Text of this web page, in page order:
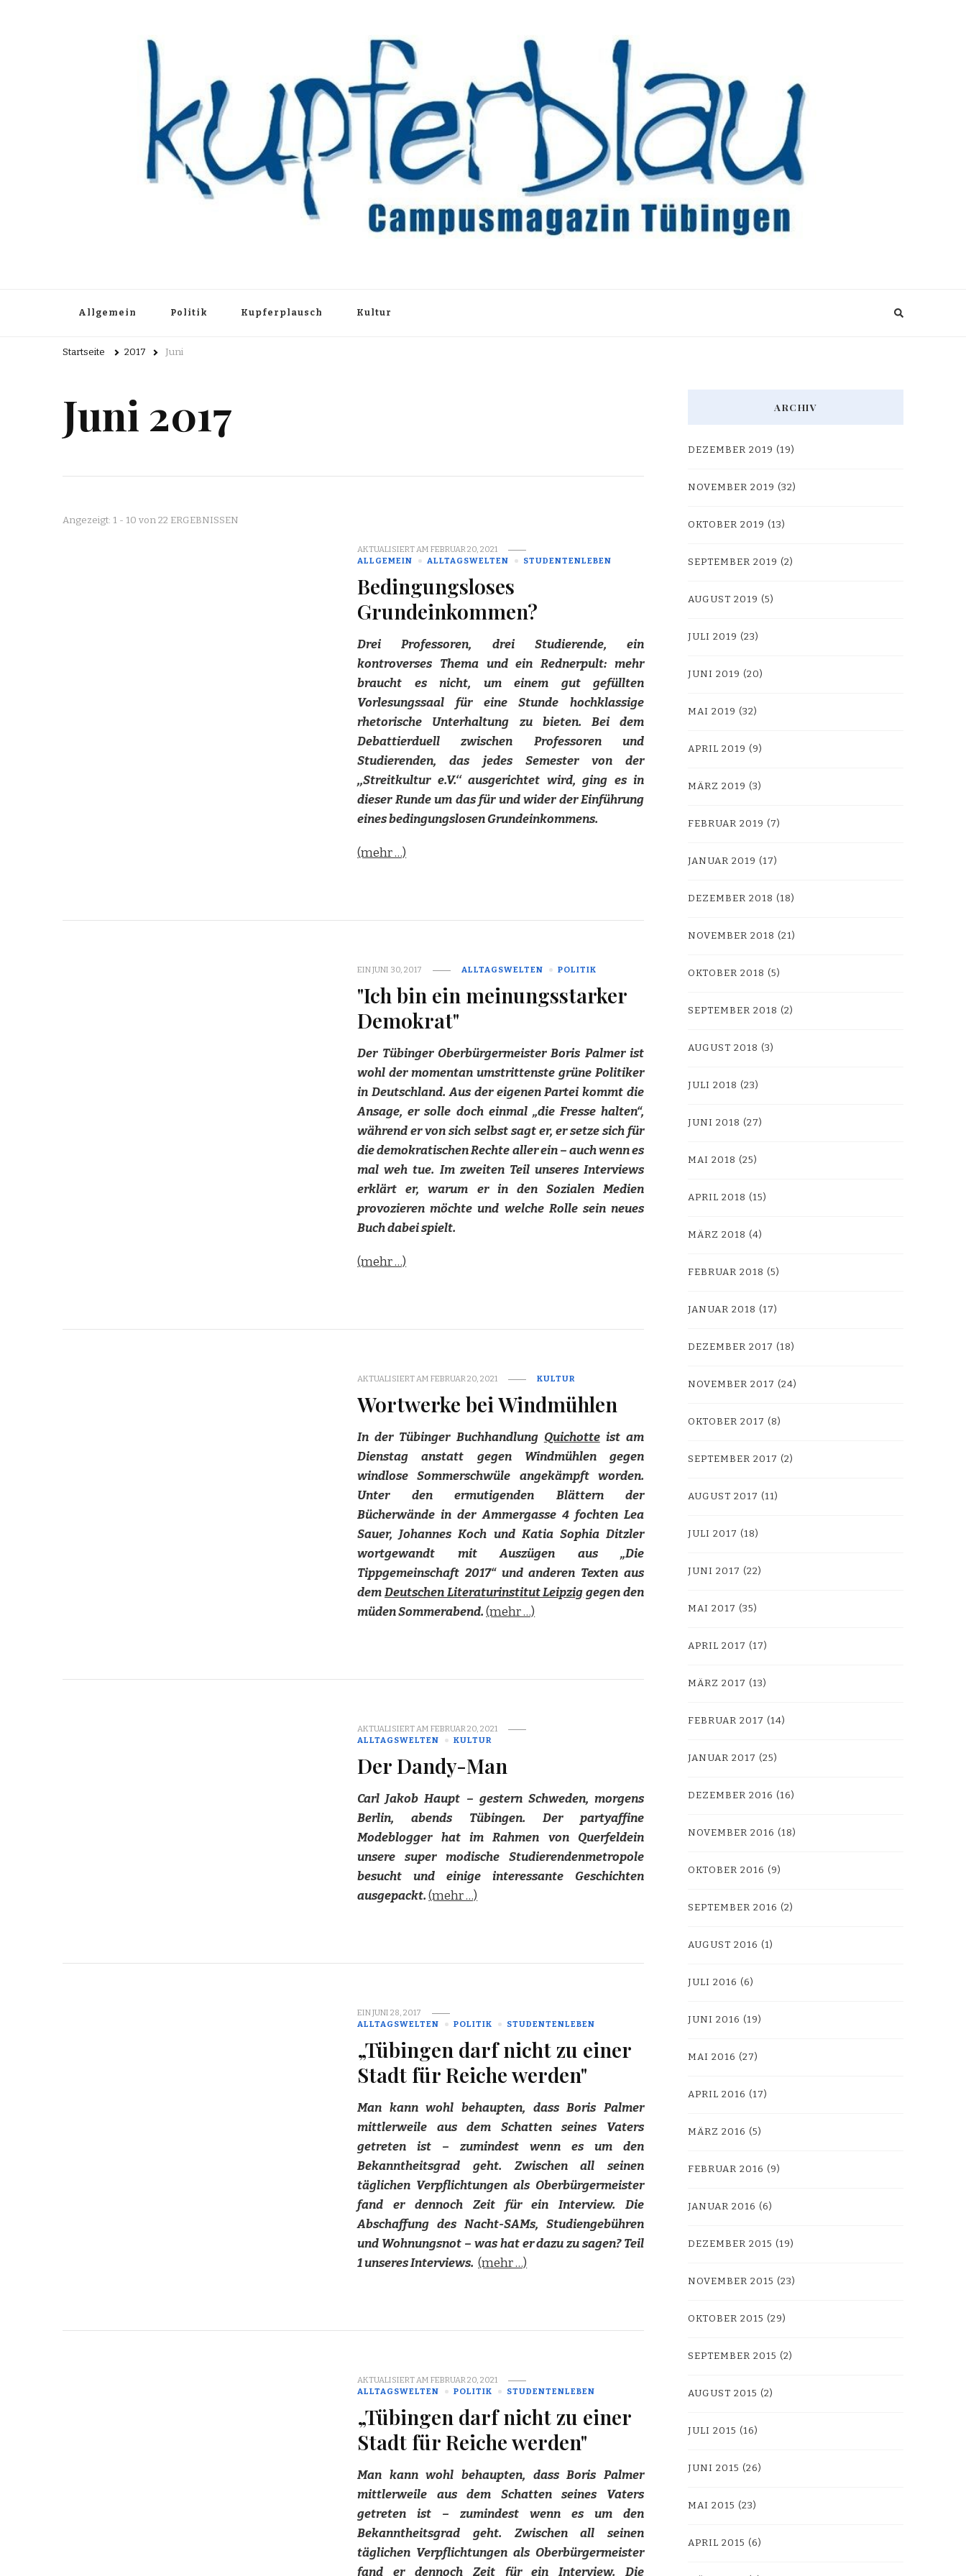
Kupferblau Archiv
Allgemein Politik Kupferplausch Kultur
Startseite 2017 Juni
Juni 2017
Angezeigt: 1 - 10 von 22 ERGEBNISSEN
AKTUALISIERT AMFEBRUAR 20, 2021
ALLGEMEIN
ALLTAGSWELTEN STUDENTENLEBEN
Bedingungsloses
Grundeinkommen?
Drei Professoren, drei Studierende, ein
kontroverses Thema und ein Rednerpult: mehr
braucht es nicht, um einem gut gefüllten
Vorlesungssaal für eine Stunde hochklassige
rhetorische Unterhaltung zu bieten. Bei dem
Debattierduell zwischen Professoren und
Studierenden, das jedes Semester von der
,,Streitkultur e.V.‘‘ ausgerichtet wird, ging es in
dieser Runde um das für und wider der Einführung
eines bedingungslosen Grundeinkommens.
(mehr …)
EINJUNI 30, 2017 ALLTAGSWELTEN POLITIK
"Ich bin ein meinungsstarker
Demokrat"
Der Tübinger Oberbürgermeister Boris Palmer ist
wohl der momentan umstrittenste grüne Politiker
in Deutschland. Aus der eigenen Partei kommt die
Ansage, er solle doch einmal „die Fresse halten“,
während er von sich selbst sagt er, er setze sich für
die demokratischen Rechte aller ein – auch wenn es
mal weh tue. Im zweiten Teil unseres Interviews
erklärt er, warum er in den Sozialen Medien
provozieren möchte und welche Rolle sein neues
Buch dabei spielt.
(mehr …)
AKTUALISIERT AMFEBRUAR 20, 2021 KULTUR
Wortwerke bei Windmühlen
In der Tübinger Buchhandlung Quichotteist am
Dienstag anstatt gegen Windmühlen gegen
windlose Sommerschwüle angekämpft worden.
Unter den ermutigenden Blättern der
Bücherwände in der Ammergasse 4 fochten Lea
Sauer, Johannes Koch und Katia Sophia Ditzler
wortgewandt mit Auszügen aus „Die
Tippgemeinschaft 2017“ und anderen Texten aus
demDeutschen Literaturinstitut Leipziggegen den
müden Sommerabend. (mehr …)
AKTUALISIERT AMFEBRUAR 20, 2021
ALLTAGSWELTEN
KULTUR
Der Dandy-Man
Carl Jakob Haupt – gestern Schweden, morgens
Berlin, abends Tübingen. Der partyaffine
Modeblogger hat im Rahmen von Querfeldein
unsere super modische Studierendenmetropole
besucht und einige interessante Geschichten
ausgepackt. (mehr …)
EINJUNI 28, 2017
ALLTAGSWELTEN
POLITIK STUDENTENLEBEN
„Tübingen darf nicht zu einer
Stadt für Reiche werden"
Man kann wohl behaupten, dass Boris Palmer
mittlerweile aus dem Schatten seines Vaters
getreten ist – zumindest wenn es um den
Bekanntheitsgrad geht. Zwischen all seinen
täglichen Verpflichtungen als Oberbürgermeister
fand er dennoch Zeit für ein Interview. Die
Abschaffung des Nacht-SAMs, Studiengebühren
und Wohnungsnot – was hat er dazu zu sagen? Teil
1 unseres Interviews. (mehr …)
AKTUALISIERT AMFEBRUAR 20, 2021
ALLTAGSWELTEN
POLITIK STUDENTENLEBEN
„Tübingen darf nicht zu einer
Stadt für Reiche werden"
Man kann wohl behaupten, dass Boris Palmer
mittlerweile aus dem Schatten seines Vaters
getreten ist – zumindest wenn es um den
Bekanntheitsgrad geht. Zwischen all seinen
täglichen Verpflichtungen als Oberbürgermeister
fand er dennoch Zeit für ein Interview. Die
ARCHIV
DEZEMBER 2019 (19)
NOVEMBER 2019 (32)
OKTOBER 2019 (13)
SEPTEMBER 2019 (2)
AUGUST 2019 (5)
JULI 2019 (23)
JUNI 2019 (20)
MAI 2019 (32)
APRIL 2019 (9)
MÄRZ 2019 (3)
FEBRUAR 2019 (7)
JANUAR 2019 (17)
DEZEMBER 2018 (18)
NOVEMBER 2018 (21)
OKTOBER 2018 (5)
SEPTEMBER 2018 (2)
AUGUST 2018 (3)
JULI 2018 (23)
JUNI 2018 (27)
MAI 2018 (25)
APRIL 2018 (15)
MÄRZ 2018 (4)
FEBRUAR 2018 (5)
JANUAR 2018 (17)
DEZEMBER 2017 (18)
NOVEMBER 2017 (24)
OKTOBER 2017 (8)
SEPTEMBER 2017 (2)
AUGUST 2017 (11)
JULI 2017 (18)
JUNI 2017 (22)
MAI 2017 (35)
APRIL 2017 (17)
MÄRZ 2017 (13)
FEBRUAR 2017 (14)
JANUAR 2017 (25)
DEZEMBER 2016 (16)
NOVEMBER 2016 (18)
OKTOBER 2016 (9)
SEPTEMBER 2016 (2)
AUGUST 2016 (1)
JULI 2016 (6)
JUNI 2016 (19)
MAI 2016 (27)
APRIL 2016 (17)
MÄRZ 2016 (5)
FEBRUAR 2016 (9)
JANUAR 2016 (6)
DEZEMBER 2015 (19)
NOVEMBER 2015 (23)
OKTOBER 2015 (29)
SEPTEMBER 2015 (2)
AUGUST 2015 (2)
JULI 2015 (16)
JUNI 2015 (26)
MAI 2015 (23)
APRIL 2015 (6)